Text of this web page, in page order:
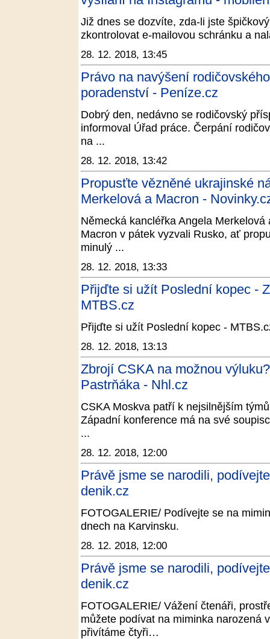
Již dnes se dozvíte, zda-li jste
zkontrolovat e-mailovou schránku a
28. 12. 2018, 13:45
Právo na navýšení
poradenství - Peníze.cz
Dobrý den, nedávno se rodičovský
informoval Úřad práce. Čerpání
na ...
28. 12. 2018, 13:42
Propusťte vězněné ukrajinské
Merkelová a Macron -
Německá kancléřka Angela
Macron v pátek vyzvali Rusko, ať
minulý ...
28. 12. 2018, 13:33
Přijďte si užít Poslední kopec -
MTBS.cz
Přijďte si užít Poslední kopec -
28. 12. 2018, 13:13
Zbrojí CSKA na možnou
Pastrňáka - Nhl.cz
CSKA Moskva patří k nejsilnějším
Západní konference má na své
...
28. 12. 2018, 12:00
Právě jsme se narodili,
denik.cz
FOTOGALERIE/ Podívejte se na
dnech na Karvinsku.
28. 12. 2018, 12:00
Právě jsme se narodili,
denik.cz
FOTOGALERIE/ Vážení čtenáři,
můžete podívat na miminka narozená
přivítáme čtyři…